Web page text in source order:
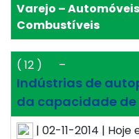
Varejo –
Combustíveis
( 12 ) –
Indústrias de
da capacidade
| 02-11-2014 |